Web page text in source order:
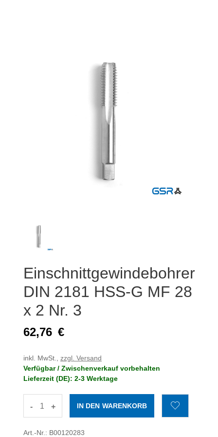
Einschnittgewindebohrer
DIN 2181 HSS-G MF 28
x 2 Nr. 3
62,76 €
inkl. MwSt., zzgl. Versand
Verfügbar / Zwischenverkauf vorbehalten
Lieferzeit (DE): 2-3 Werktage
- +
Art.-Nr.: B00120283